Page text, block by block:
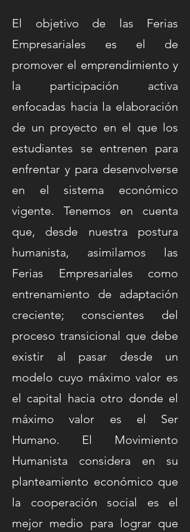
El objetivo de las Ferias
Empresariales es el de
promover el emprendimiento y
la participación activa
enfocadas hacia la elaboración
de un proyecto en el que los
estudiantes se entrenen para
enfrentar y para desenvolverse
en el sistema económico
vigente. Tenemos en cuenta
que, desde nuestra postura
humanista, asimilamos las
Ferias Empresariales como
entrenamiento de adaptación
creciente; conscientes del
proceso transicional que debe
existir al pasar desde un
modelo cuyo máximo valor es
el capital hacia otro donde el
máximo valor es el Ser
Humano. El Movimiento
Humanista considera en su
planteamiento económico que
la cooperación social es el
mejor medio para lograr que